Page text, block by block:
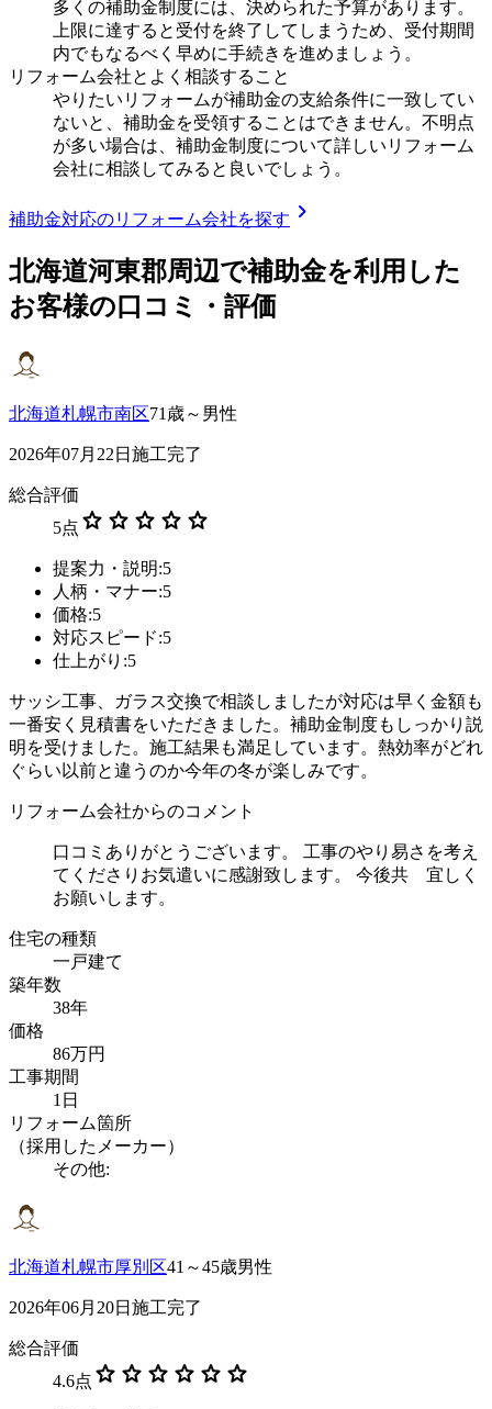
多くの補助金制度には、決められた予算があります。
上限に達すると受付を終了してしまうため、受付期間
内でもなるべく早めに手続きを進めましょう。
リフォーム会社とよく相談すること
やりたいリフォームが補助金の支給条件に一致してい
ないと、補助金を受領することはできません。不明点
が多い場合は、補助金制度について詳しいリフォーム
会社に相談してみると良いでしょう。
補助金対応のリフォーム会社を探す chevron_right
北海道河東郡周辺で補助金を利用した
お客様の口コミ・評価
北海道札幌市南区71歳～男性
2026年07月22日施工完了
総合評価
5点 star star star star star
提案力・説明:5
人柄・マナー:5
価格:5
対応スピード:5
仕上がり:5
サッシ工事、ガラス交換で相談しましたが対応は早く金額も
一番安く見積書をいただきました。補助金制度もしっかり説
明を受けました。施工結果も満足しています。熱効率がどれ
ぐらい以前と違うのか今年の冬が楽しみです。
リフォーム会社からのコメント
口コミありがとうございます。 工事のやり易さを考え
てくださりお気遣いに感謝致します。 今後共 宜しく
お願いします。
住宅の種類
一戸建て
築年数
38年
価格
86万円
工事期間
1日
リフォーム箇所
（採用したメーカー）
その他:
北海道札幌市厚別区41～45歳男性
2026年06月20日施工完了
総合評価
4.6点 star star star star star star